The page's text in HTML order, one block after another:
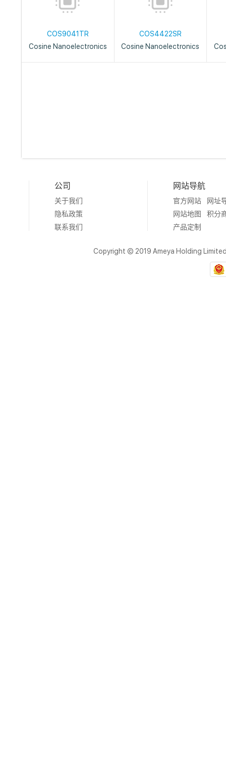
COS9041TR
Cosine Nanoelectronics
COS4422SR
Cosine Nanoelectronics
公司
关于我们
隐私政策
联系我们
网站导航
官方网站
网址
网站地图
积分
产品定制
Copyright © 2019 Ameya Holding